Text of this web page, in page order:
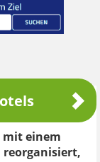
mit einem
reorganisiert,